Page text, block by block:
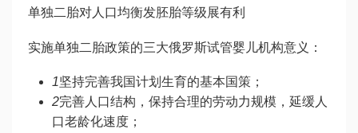
单独二胎对人口均衡发胚胎等级展有利
实施单独二胎政策的三大俄罗斯试管婴儿机构意义：
1坚持完善我国计划生育的基本国策；
2完善人口结构，保持合理的劳动力规模，延缓人
口老龄化速度；